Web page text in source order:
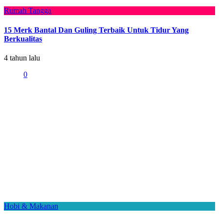
Rumah Tangga
15 Merk Bantal Dan Guling Terbaik Untuk Tidur Yang
Berkualitas
4 tahun lalu
0
Hobi & Makanan